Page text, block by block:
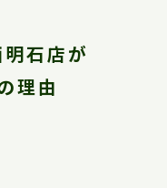
石店が
理由